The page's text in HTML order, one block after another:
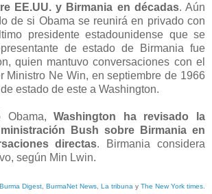
EE.UU. y Birmania en décadas. Aún
de si Obama se reunirá en privado con
presidente estadounidense que se
de estado de Birmania fue
quien mantuvo conversaciones con el
Ministro Ne Win, en septiembre de 1966
estado de este a Washington.
Obama,Washington ha revisado la
Bush sobre Birmania en
directas. Birmania considera
según Min Lwin.
Burma Digest BurmaNet News La tribuna y The New York times